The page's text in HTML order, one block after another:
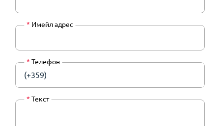
* Имейл адрес
* Телефон
(+359)
* Текст